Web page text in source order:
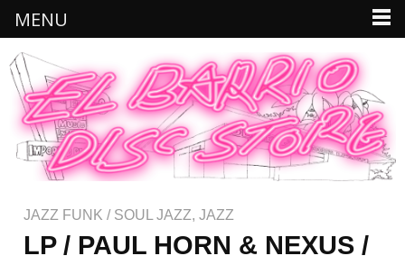
JAZZ FUNK / SOUL JAZZ, JAZZ
LP / PAUL HORN & NEXUS /
MENU